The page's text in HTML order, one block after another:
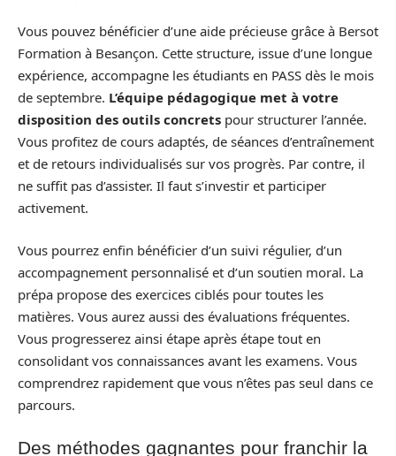
Vous pouvez bénéficier d’une aide précieuse grâce à Bersot
Formation à Besançon. Cette structure, issue d’une longue
expérience, accompagne les étudiants en PASS dès le mois
de septembre. L’équipe pédagogique met à votre
disposition des outils concrets pour structurer l’année.
Vous profitez de cours adaptés, de séances d’entraînement
et de retours individualisés sur vos progrès. Par contre, il
ne suffit pas d’assister. Il faut s’investir et participer
activement.
Vous pourrez enfin bénéficier d’un suivi régulier, d’un
accompagnement personnalisé et d’un soutien moral. La
prépa propose des exercices ciblés pour toutes les
matières. Vous aurez aussi des évaluations fréquentes.
Vous progresserez ainsi étape après étape tout en
consolidant vos connaissances avant les examens. Vous
comprendrez rapidement que vous n’êtes pas seul dans ce
parcours.
Des méthodes gagnantes pour franchir la